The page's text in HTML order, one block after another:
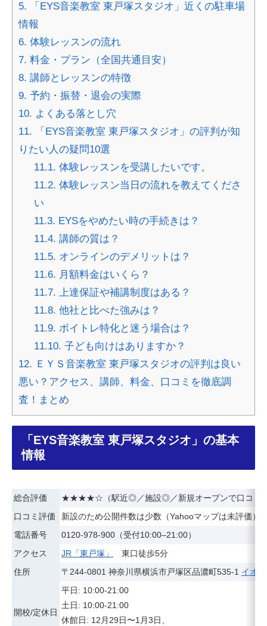
5. 「EYS音楽教室 東戸塚スタジオ」近くの駐車場
情報
6. 体験レッスンの流れ
7. 料金・プラン（全国共通目安）
8. 講師とレッスンの特徴
9. 予約・振替・退会の実際
10. よくある落とし穴
11. 「EYS音楽教室 東戸塚スタジオ」の評判が知
りたい人の疑問10選
11.1. 体験レッスンを受講したいです。
11.2. 体験レッスン当日の流れを教えてくださ
い
11.3. EYSをやめたい時の手続きは？
11.4. 講師の質は？
11.5. オンラインのデメリットは？
11.6. 月額料金はいくら？
11.7. 上達保証や補講制度はある？
11.8. 他社と比べた強みは？
11.9. ボイトレ特化と迷う場合は？
11.10. 子ども向けはありますか？
12. ＥＹＳ音楽教室 東戸塚スタジオの評判は良い
悪い？アクセス、講師、料金、口コミを徹底調
査！まとめ
「EYS音楽教室 東戸塚スタジオ」の基本
情報
総合評価
★★★★☆（駅近◎／施設◎／新規オープンで口コミ
口コミ評価
新設のため公開件数は少数（Yahooマップは未評価）
電話番号
0120-978-900（受付10:00–21:00）
アクセス
JR「東戸塚」
東口徒歩5分
住所
〒244-0801 神奈川県横浜市戸塚区品濃町535-1 イオ
開校/定休日
平日: 10:00-21:00
土日: 10:00-21:00
休館日: 12月29日〜1月3日、